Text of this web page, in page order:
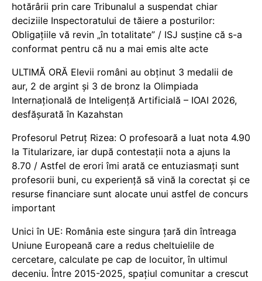
hotărârii prin care Tribunalul a suspendat chiar
deciziile Inspectoratului de tăiere a posturilor:
Obligațiile vă revin „în totalitate” / ISJ susține că s-a
conformat pentru că nu a mai emis alte acte
ULTIMĂ ORĂ Elevii români au obținut 3 medalii de
aur, 2 de argint și 3 de bronz la Olimpiada
Internațională de Inteligență Artificială – IOAI 2026,
desfășurată în Kazahstan
Profesorul Petruț Rizea: O profesoară a luat nota 4.90
la Titularizare, iar după contestații nota a ajuns la
8.70 / Astfel de erori îmi arată ce entuziasmați sunt
profesorii buni, cu experiență să vină la corectat și ce
resurse financiare sunt alocate unui astfel de concurs
important
Unici în UE: România este singura țară din întreaga
Uniune Europeană care a redus cheltuielile de
cercetare, calculate pe cap de locuitor, în ultimul
deceniu. Între 2015-2025, spațiul comunitar a crescut